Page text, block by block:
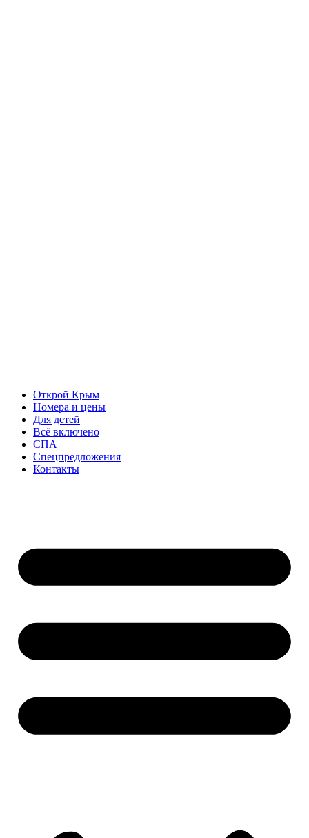
Открой Крым
Номера и цены
Для детей
Всё включено
СПА
Спецпредложения
Контакты